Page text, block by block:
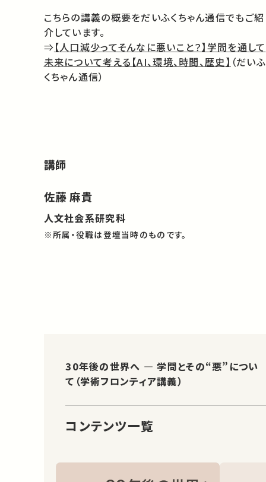
こちらの講義の概要をだいふくちゃん通信でもご紹
介しています。
⇒【人口減少ってそんなに悪いこと？】学問を通して
未来について考える【AI、環境、時間、歴史】 （だいふ
くちゃん通信）
講師
佐藤 麻貴
人文社会系研究科
※所属・役職は登壇当時のものです。
30年後の世界へ ― 学問とその“悪”につい
て（学術フロンティア講義）
コンテンツ一覧